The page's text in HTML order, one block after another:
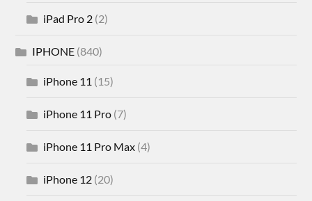
iPad Pro 2 (2)
IPHONE (840)
iPhone 11 (15)
iPhone 11 Pro (7)
iPhone 11 Pro Max (4)
iPhone 12 (20)